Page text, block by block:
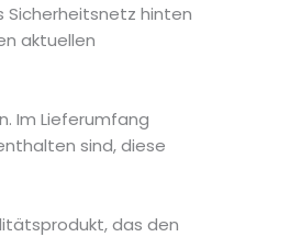
Sicherheitsnetz hinten
aktuellen
Im Lieferumfang
sind, diese
das den